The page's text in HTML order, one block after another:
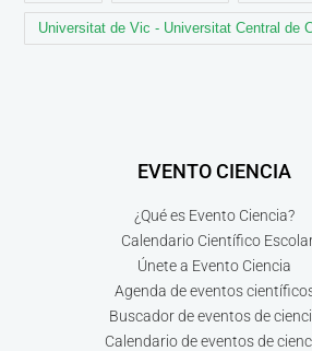
Universitat de Vic - Universitat Central de
EVENTO CIENCIA
¿Qué es Evento Ciencia?
Calendario Científico
Únete a Evento Ciencia
Agenda de eventos
Buscador de eventos de
Calendario de eventos de